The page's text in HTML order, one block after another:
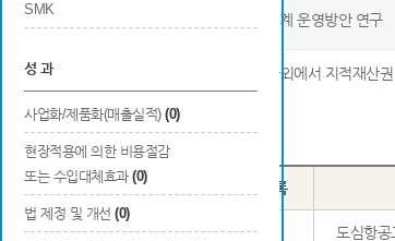
SMK
성 과
사업화/제품화(매출실적) (0)
현장적용에 의한 비용절감
또는 수입대체효과 (0)
법 제정 및 개선 (0)
OPPAV 도입을 통한 통합도시교통체계 운영방안 연구
※ 해당 연구개발 결과에 대해 국내 및 국외에서 지적재산
Total5건
번호 출원국 출원/등록
1 대한민국 출원 도심항